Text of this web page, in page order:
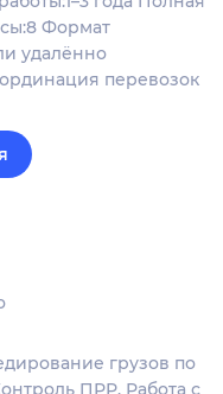
Формат
удалённо
перевозок
грузов по
ПРР. Работа с